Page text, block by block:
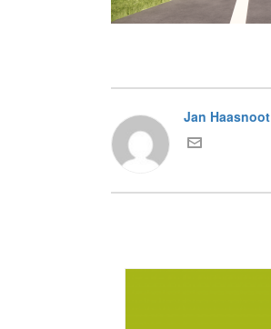
Jan Haasnoot